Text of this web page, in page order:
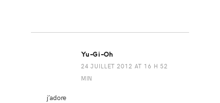
Yu-Gi-Oh
24 JUILLET 2012 AT 16 H 52
MIN
j’adore